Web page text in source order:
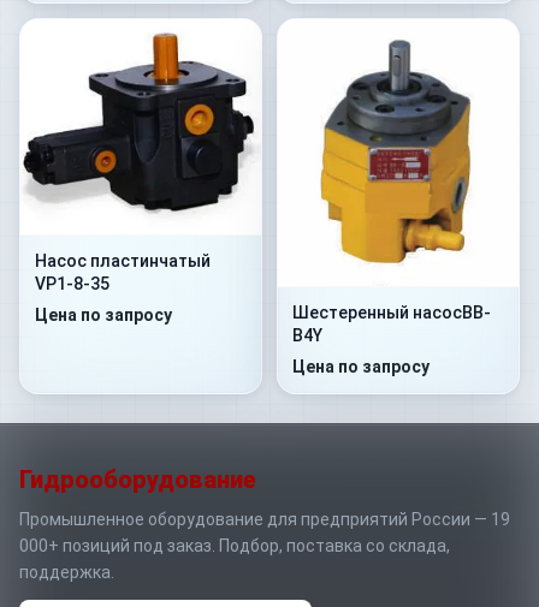
Насос пластинчатый
VP1-8-35
Цена по запросу
Шестеренный насосBB-
B4Y
Цена по запросу
Гидрооборудование
Промышленное оборудование для предприятий России — 19
000+ позиций под заказ. Подбор, поставка со склада,
поддержка.